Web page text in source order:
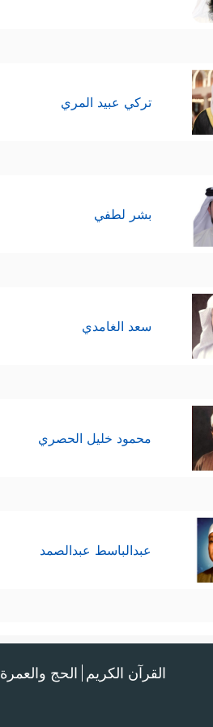
تركي عبيد المري
بشر لطفي
سعد الغامدي
محمود خليل الحصري
عبدالباسط عبدالصمد
القرآن الكريم الحج والعمرة